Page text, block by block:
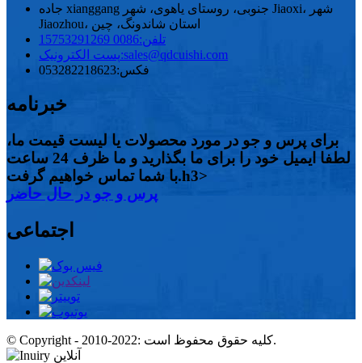
جاده xianggang جنوبی، روستای یاهوی، شهر Jiaoxi، شهر
Jiaozhou، استان شاندونگ، چین
تلفن:0086 15753291269
پست الکترونیک:sales@qdcuishi.com
فکس:053282218623
خبرنامه
برای پرس و جو در مورد محصولات یا لیست قیمت ما،
لطفا ایمیل خود را برای ما بگذارید و ما ظرف 24 ساعت
با شما تماس خواهیم گرفت.h3>
پرس و جو در حال حاضر
اجتماعی
© Copyright - 2010-2022: کلیه حقوق محفوظ است.